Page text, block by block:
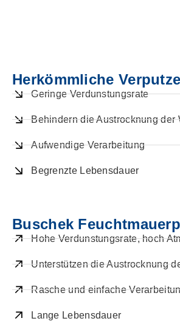
Herkömmliche Verputze
Geringe Verdunstungsrate
Behindern die Austrocknung der
Aufwendige Verarbeitung
Begrenzte Lebensdauer
Buschek
Hohe Verdunstungsrate, hoch
Unterstützen die Austrocknung
Rasche und einfache
Lange Lebensdauer